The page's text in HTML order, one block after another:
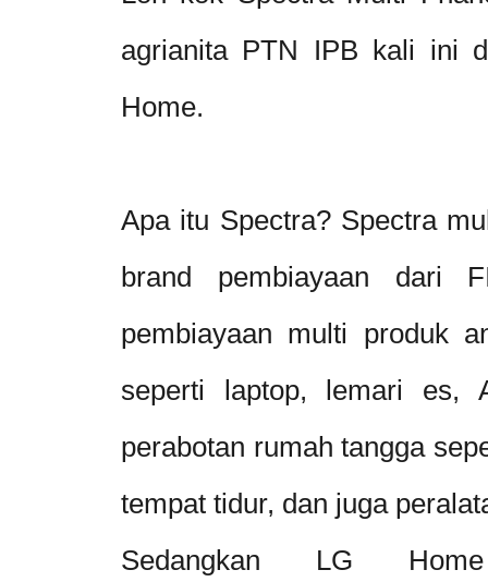
agrianita PTN IPB kali ini
Home.
Apa itu Spectra? Spectra
brand pembiayaan dari
pembiayaan multi produk
seperti laptop, lemari es,
perabotan rumah tangga
tempat tidur, dan juga
Sedangkan LG